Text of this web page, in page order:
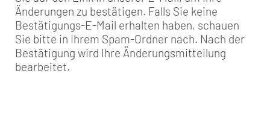
Änderungen zu bestätigen. Falls Sie keine
Bestätigungs-E-Mail erhalten haben, schauen
Sie bitte in Ihrem Spam-Ordner nach. Nach der
Bestätigung wird Ihre Änderungsmitteilung
bearbeitet.